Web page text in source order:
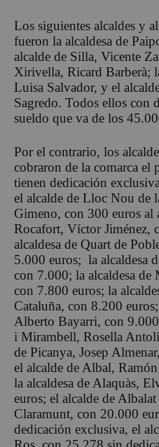
Los siguientes alcaldes y
fueron la alcaldesa de
alcalde de Silla, Vicente
Xirivella, Ricard Barberà;
Luisa Salvador, y el
Sagredo. Todos ellos con
sueldo que va de los
Por el contrario, los
cobraron de la comarca el
tienen dedicación
el alcalde de Lloc Nou de
Gimeno, con 300 euros al
Rocafort, Víctor Jiménez,
alcaldesa de Quart de
5.000 euros; la alcaldesa
con 7.000; la alcaldesa de
con 7.800 euros; la
Cataluña, con 8.200
Alberto Bayarri, con
i Mirambell, Rosella
de Picanya, Josep
el alcalde de Albal,
la alcaldesa de Alaquàs,
euros; el alcalde de
Claramunt, con 20.000
dedicación exclusiva, el